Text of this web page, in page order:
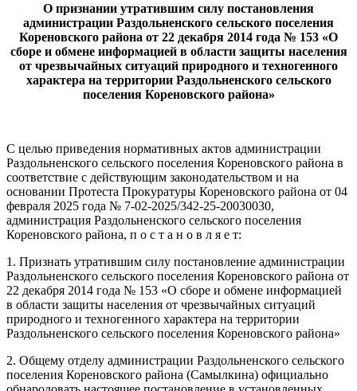
О признании утратившим силу постановления
администрации Раздольненского сельского поселения
Кореновского района от 22 декабря 2014 года № 153 «О
сбореи обмене информацией в области защиты населения
от чрезвычайных ситуаций природного и техногенного
характера на территории Раздольненского сельского
поселения Кореновского района»
С целью приведения нормативных актов администрации
Раздольненского сельского поселения Кореновского района в
соответствие с действующим законодательством и на
основании Протеста Прокуратуры Кореновского района от 04
февраля 2025 года № 7-02-2025/342-25-20030030,
администрация Раздольненского сельского поселения
Кореновского района, п о с т а н о в л я е т:
1. Признать утратившим силу постановление администрации
Раздольненского сельского поселения Кореновского района от
22 декабря 2014 года № 153 «О сборе и обмене информацией
в области защиты населения от чрезвычайных ситуаций
природного и техногенного характера на территории
Раздольненского сельского поселения Кореновского района»
2. Общему отделу администрации Раздольненского сельского
поселения Кореновского района (Самылкина) официально